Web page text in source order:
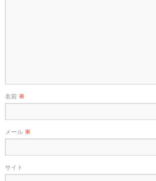
名前 ※
メール ※
サイト